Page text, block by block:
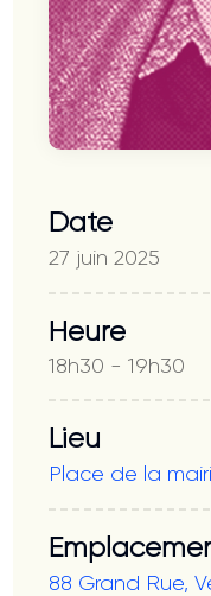
Date
27 juin 2025
Heure
18h30 - 19h30
Lieu
Place de la
88 Grand Rue,